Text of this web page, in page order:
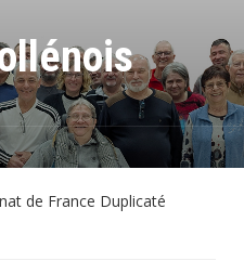
de France Duplicaté